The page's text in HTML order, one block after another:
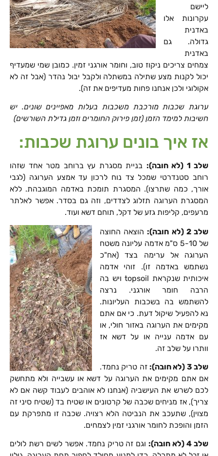
ליישם
עקרונות אלו
באדנית
גדולה. גם
באדנית
צמחים צריכים ניקוז טוב, וחומר אורגני זמין. כמובן שמי שמעדיף
יכול לקנות מצע שתילה במשתלה ולקבל יבול נהדר (אבל זה לא
אקולוגי ולכן אנחנו פחות מעדיפים את זה).
ערוגת שכבות מורכבת משכבות בעלות מאפיינים שונים. יש
חשיבות למימד הזמן (זמן פירוק החומרים וזמן גדילת השורשים)
אז איך בונים ערוגת שכבות:
שלב 1 (לא חובה):
בניית מסגרת עץ ברוחב מטר אחד שזהו
רוחב סטנדרטי שמכל צד נוח לרכון עד אמצע הערוגה (לגבי
אורך, כמה שתרצו). המסגרת תומכת באדמה המוגבהת. ללא
המסגרת הערוגה תזלוג לצדדים, וזה גם בסדר. אפשר לאלתר
מרעפים, קליפות גזע של דקל, תוחם דשא ועוד.
שלב 2 (לא חובה):
הוצאה החוצה
של 5-10 ס"מ אדמה עליונה משטח
הערוגה אל ערימה בצד (אח"כ
נשתמש באדמה זו). זוהי אדמה
איכותית שנקראת topsoil ויש בה
הרבה חומר אורגני. נרצה
להשתמש בה בשכבות העליונות.
נא להפעיל שיקול דעת. כי אם אתם
מקימים את הערוגה באזור חולי, או
עם אדמה ענייה או על דשא אז
וותרו על שלב זה.
שלב 3 (לא חובה):
זה טריק נחמד.
אם אתם מקימים את הערוגה על דשא או עשבייה ולא מתחשק
לכם לשרש את העישביה (אנחנו לא אוהבים לעבוד קשה אם לא
צריך), אז מניחים שכבה של קרטונים או שטיח בד (שטיח סיני זה
מצוין), שתעכב את הנביטה הלא רצויה. שכבה זו מתפרקת עם
הזמן והופכת לחומר אורגני זמין לצמחים.
שלב 4 (לא חובה):
וגם זה טריק נחמד. אפשר לשים רשת לולים